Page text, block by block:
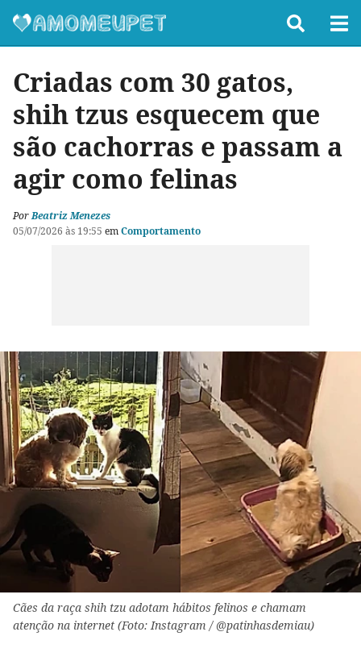
Criadas com 30 gatos,
shih tzus esquecem que
são cachorras e passam a
agir como felinas
PorBeatriz Menezes
05/07/2026 às 19:55 emComportamento
Cães da raça shih tzu adotam hábitos felinos e chamam
atenção na internet (Foto: Instagram / @patinhasdemiau)